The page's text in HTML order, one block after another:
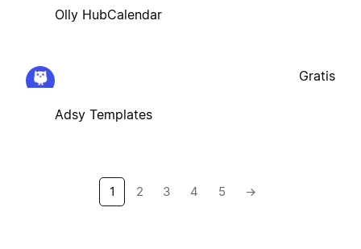
Olly HubCalendar
Adsy Templates
Gratis
1 2 3 4 5 →